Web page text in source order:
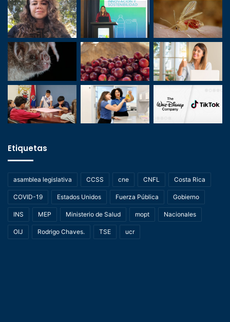
Etiquetas
asamblea legislativa CCSS cne CNFL Costa Rica
COVID-19 Estados Unidos Fuerza Pública Gobierno
INS MEP Ministerio de Salud mopt Nacionales
OIJ Rodrigo Chaves. TSE ucr